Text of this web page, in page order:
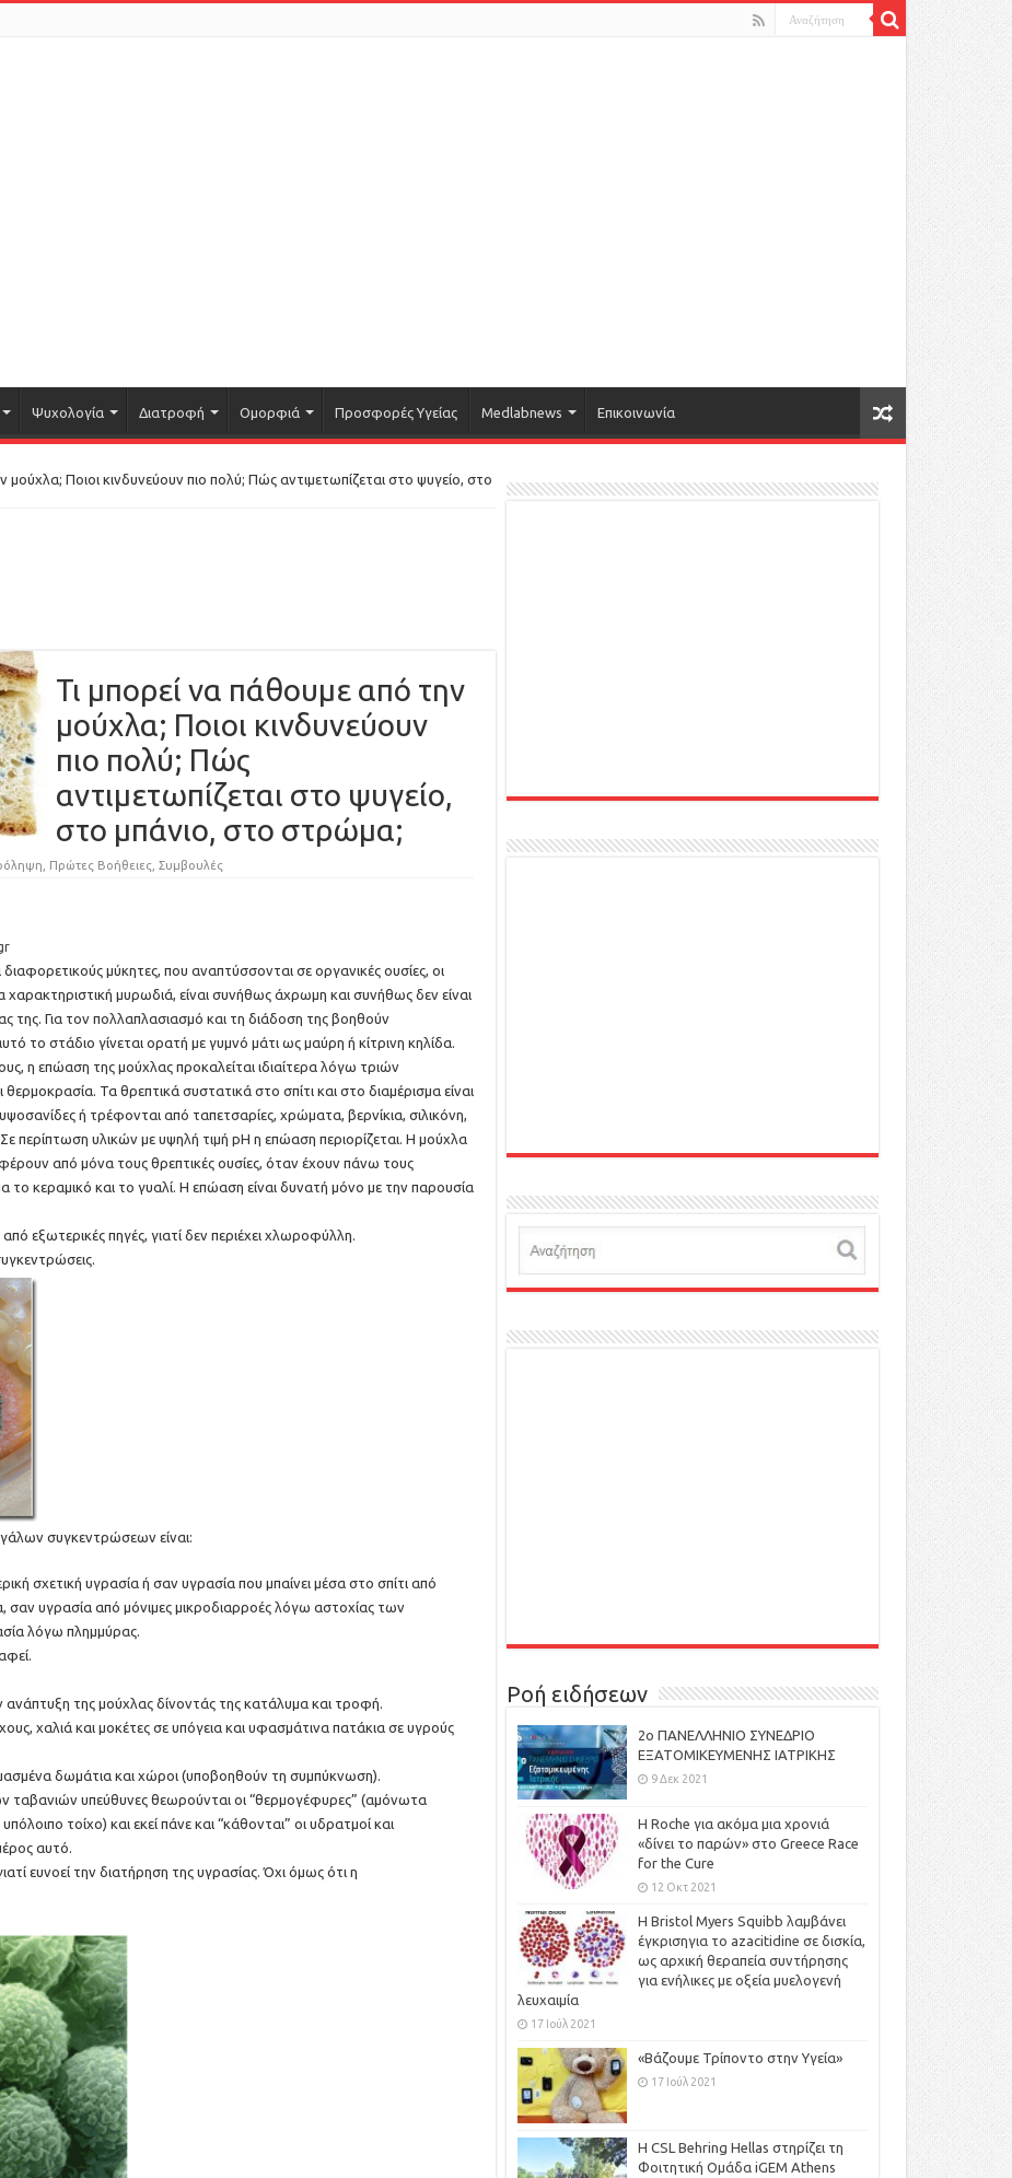
Ψυχολογία Διατροφή Ομορφιά Προσφορές Υγείας Medlabnews Επικοινωνία
μούχλα; Ποιοι κινδυνεύουν πιο πολύ; Πώς αντιμετωπίζεται στο ψυγείο, στο
Τι μπορεί να πάθουμε από την
μούχλα; Ποιοι κινδυνεύουν
πιο πολύ; Πώς
αντιμετωπίζεται στο ψυγείο,
στο μπάνιο, στο στρώμα;
Πρώτες Βοήθειες Συμβουλές
μύκητες, που αναπτύσσονται σε οργανικές ουσίες, οι
χαρακτηριστική μυρωδιά, είναι συνήθως άχρωμη και συνήθως δεν είναι
της. Για τον πολλαπλασιασμό και τη διάδοση της βοηθούν
το στάδιο γίνεται ορατή με γυμνό μάτι ως μαύρη ή κίτρινη κηλίδα.
η επώαση της μούχλας προκαλείται ιδιαίτερα λόγω τριών
Τα θρεπτικά συστατικά στο σπίτι και στο διαμέρισμα είναι
ή τρέφονται από ταπετσαρίες, χρώματα, βερνίκια, σιλικόνη,
περίπτωση υλικών με υψηλή τιμή pH η επώαση περιορίζεται. Η μούχλα
από μόνα τους θρεπτικές ουσίες, όταν έχουν πάνω τους
το κεραμικό και το γυαλί. Η επώαση είναι δυνατή μόνο με την παρουσία
εξωτερικές πηγές, γιατί δεν περιέχει χλωροφύλλη.
συγκεντρώσεων είναι:
σχετική υγρασία ή σαν υγρασία που μπαίνει μέσα στο σπίτι από
σαν υγρασία από μόνιμες μικροδιαρροές λόγω αστοχίας των
λόγω πλημμύρας.
της μούχλας δίνοντάς της κατάλυμα και τροφή.
χαλιά και μοκέτες σε υπόγεια και υφασμάτινα πατάκια σε υγρούς
δωμάτια και χώροι (υποβοηθούν τη συμπύκνωση).
ταβανιών υπεύθυνες θεωρούνται οι “θερμογέφυρες” (αμόνωτα
τοίχο) και εκεί πάνε και “κάθονται” οι υδρατμοί και
αυτό.
ευνοεί την διατήρηση της υγρασίας. Όχι όμως ότι η
Ροή ειδήσεων
2ο ΠΑΝΕΛΛΗΝΙΟ ΣΥΝΕΔΡΙΟ
ΕΞΑΤΟΜΙΚΕΥΜΕΝΗΣ ΙΑΤΡΙΚΗΣ
9 Δεκ 2021
H Roche για ακόμα μια χρονιά
«δίνει το παρών» στο Greece Race
for the Cure
12 Οκτ 2021
Η Bristol Myers Squibb λαμβάνει
έγκρισηγια το azacitidine σε δισκία,
ως αρχική θεραπεία συντήρησης
για ενήλικες με οξεία μυελογενή
λευχαιμία
17 Ιούλ 2021
«Βάζουμε Τρίποντο στην Υγεία»
17 Ιούλ 2021
H CSL Behring Hellas στηρίζει τη
Φοιτητική Ομάδα iGEM Athens